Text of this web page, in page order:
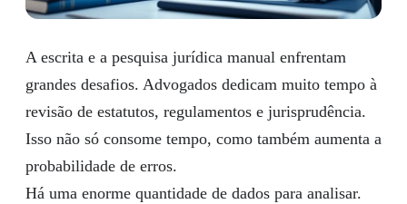
A escrita e a pesquisa jurídica manual enfrentam
grandes desafios. Advogados dedicam muito tempo à
revisão de estatutos, regulamentos e jurisprudência.
Isso não só consome tempo, como também aumenta a
probabilidade de erros.
Há uma enorme quantidade de dados para analisar.